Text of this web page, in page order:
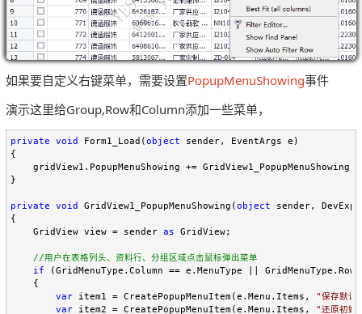
如果要自定义右键菜单，需要设置PopupMenuShowing事件
演示这里给Group,Row和Column添加一些菜单，
private void Form1_Load( object sender, EventArgs e)
{
    gridView1.PopupMenuShowing += GridView1_PopupMenuShowing;
}
private void GridView1_PopupMenuShowing( object sender,
{
    GridView view = sender
as GridView;
//用户在表格列头、资料行、分组区域点击鼠标弹出菜单
if (GridMenuType.Column == e.MenuType ||
    {
var item1 = CreatePopupMenuItem(e.Menu.Items, "保存默认
var item2 = CreatePopupMenuItem(e.Menu.Items, "还原初始